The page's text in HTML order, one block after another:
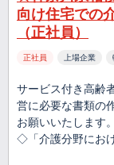
向け住宅での
（正社員）
正社員 上場企業
サービス付き高齢
営に必要な書類の
お願いいたします
◇「介護分野にお